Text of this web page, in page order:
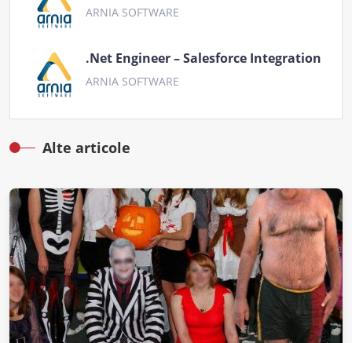
ARNIA SOFTWARE
.Net Engineer – Salesforce Integration
ARNIA SOFTWARE
Alte articole